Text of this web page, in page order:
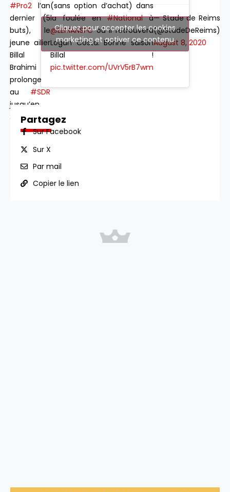
#Pro2 l’an
dernier (5
buts), le
jeune ailier
Billal
Brahimi
prolonge
au #SDR
jusqu’en
2023 !
(sans option d’achat) dans
la foulée en#Nationalà
@LEMANSFCoù il retrouvera
Logan Costa. Bonne saison
Billal !
pic.twitter.com/UVrV5rB7wm
— Stade de Reims
(@StadeDeReims)
August 8, 2020
Cliquez pour accepter les cookies
marketing et activer ce contenu
Partagez
Sur Facebook
Sur X
Par mail
Copier le lien